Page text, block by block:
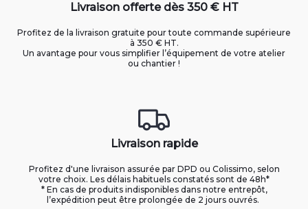
Livraison offerte dès 350 € HT
Profitez de la livraison gratuite pour toute commande supérieure
à 350 € HT.
Un avantage pour vous simplifier l’équipement de votre atelier
ou chantier !
Livraison rapide
Profitez d'une livraison assurée par DPD ou Colissimo, selon
votre choix. Les délais habituels constatés sont de 48h*
* En cas de produits indisponibles dans notre entrepôt,
l’expédition peut être prolongée de 2 jours ouvrés.